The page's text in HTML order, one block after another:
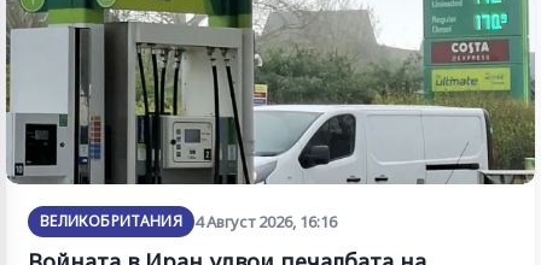
ВЕЛИКОБРИТАНИЯ 4 Август 2026, 16:16